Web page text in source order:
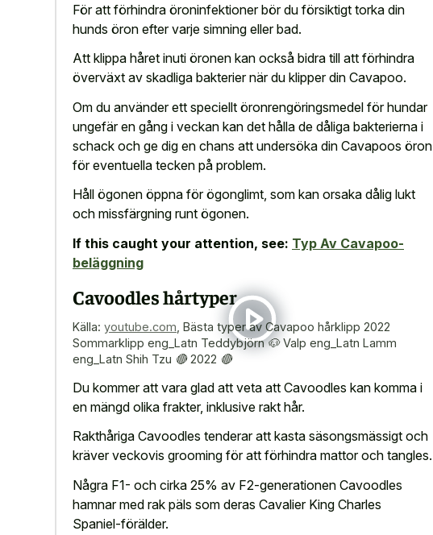
För att förhindra öroninfektioner bör du försiktigt torka din
hunds öron efter varje simning eller bad.
Att klippa håret inuti öronen kan också bidra till att förhindra
överväxt av skadliga bakterier när du klipper din Cavapoo.
Om du använder ett speciellt öronrengöringsmedel för hundar
ungefär en gång i veckan kan det hålla de dåliga bakterierna i
schack och ge dig en chans att undersöka din Cavapoos öron
för eventuella tecken på problem.
Håll ögonen öppna för ögonglimt, som kan orsaka dålig lukt
och missfärgning runt ögonen.
If this caught your attention, see: Typ Av Cavapoo-
beläggning
Cavoodles hårtyper
Källa: youtube.com Bästa typer av Cavapoo hårklipp 2022
Sommarklipp eng_Latn Teddybjörn 🐶 Valp eng_Latn Lamm
eng_Latn Shih Tzu 🔴 2022 🔴
Du kommer att vara glad att veta att Cavoodles kan komma i
en mängd olika frakter, inklusive rakt hår.
Rakthåriga Cavoodles tenderar att kasta säsongsmässigt och
kräver veckovis grooming för att förhindra mattor och tangles.
Några F1- och cirka 25% av F2-generationen Cavoodles
hamnar med rak päls som deras Cavalier King Charles
Spaniel-förälder.